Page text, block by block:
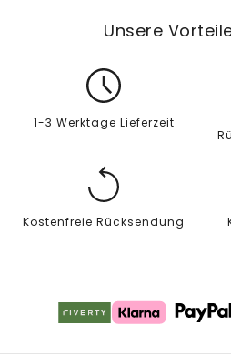
Unsere
1-3 Werktage Lieferzeit
Kostenfreie Rücksendung